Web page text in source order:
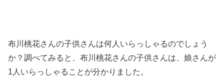
布川桃花さんの子供さんは何人いらっしゃるのでしょう
か？調べてみると、布川桃花さんの子供さんは、娘さんが
1人いらっしゃることが分かりました。